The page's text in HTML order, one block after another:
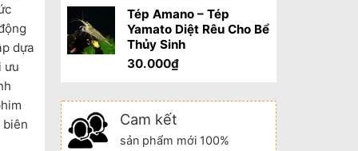
dựa
ưu
biên
Tép Amano – Tép
Yamato Diệt Rêu Cho Bể
Thủy Sinh
30.000₫
Cam kết
sản phẩm mới 100%